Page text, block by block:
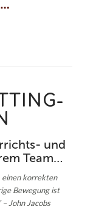
und
Team…
einen korrekten
Bewegung ist
John Jacobs